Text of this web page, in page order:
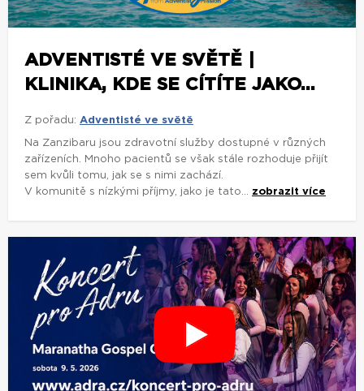
ADVENTISTÉ VE SVĚTĚ |
KLINIKA, KDE SE CÍTÍTE JAKO...
Z pořadu: Adventisté ve světě
Na Zanzibaru jsou zdravotní služby dostupné v různých
zařízeních. Mnoho pacientů se však stále rozhoduje přijít
sem kvůli tomu, jak se s nimi zachází.
V komunitě s nízkými příjmy, jako je tato... zobrazit více